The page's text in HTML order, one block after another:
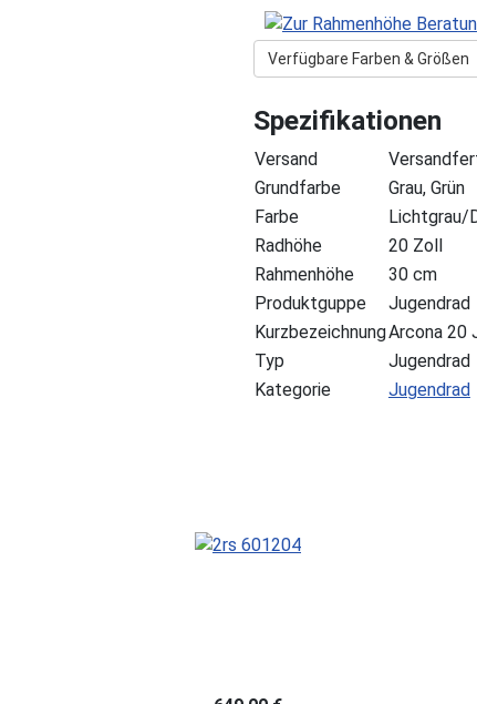
Verfügbare Farben & Größen
Spezifikationen
Versand
Grundfarbe
Grau, Grün
Farbe
Lichtgrau/
Radhöhe
20 Zoll
Rahmenhöhe
30 cm
Produktguppe
Jugendrad
KurzbezeichnungArcona 20
Typ
Jugendrad
Kategorie
Jugendrad